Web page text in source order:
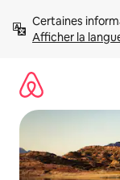
directement
Afficher la